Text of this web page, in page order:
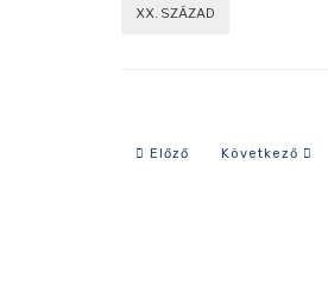
XX. SZÁZAD
Előző cikk: 1971-es év
Előző Következő
Következő